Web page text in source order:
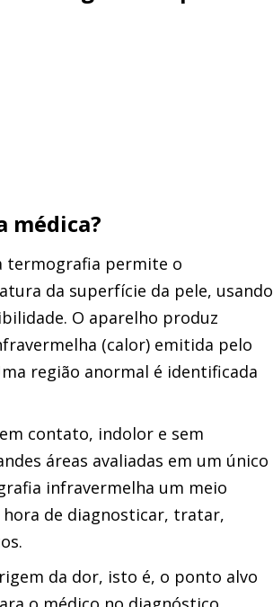
médica?
termografia permite o
da superfície da pele, usando
O aparelho produz
(calor) emitida pelo
região anormal é identificada
contato, indolor e sem
áreas avaliadas em um único
infravermelha um meio
de diagnosticar, tratar,
da dor, isto é, o ponto alvo